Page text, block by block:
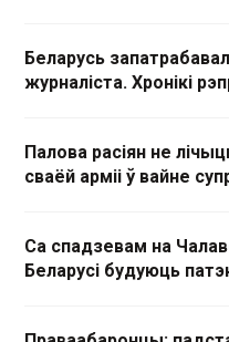
Беларусь
журналіста. Хронікі
Палова расіян не
сваёй арміі ў вайне
Са спадзевам на
Беларусі будуюць